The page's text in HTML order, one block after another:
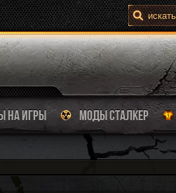
НА ИГРЫ МОДЫ СТАЛКЕР